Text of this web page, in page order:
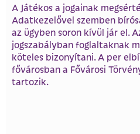
A Játékos a jogainak
Adatkezelővel szemben
az ügyben soron kívül jár el.
jogszabályban foglaltaknak
köteles bizonyítani. A per
fővárosban a Fővárosi
tartozik.